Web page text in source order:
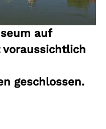
auf
voraussichtlich
geschlossen.